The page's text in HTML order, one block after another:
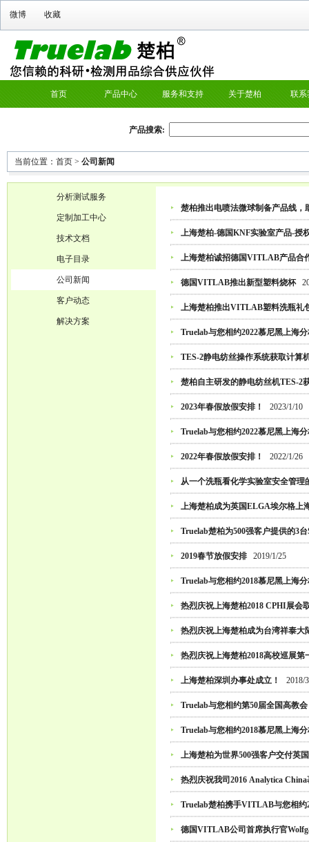
微博 收藏
首页 产品中心 服务和支持 关于楚柏 联系
产品搜索:
当前位置： 首页 > 公司新闻
分析测试服务
定制加工中心
技术文档
电子目录
公司新闻
客户动态
解决方案
楚柏推出电喷法微球制备产品线
上海楚柏-德国KNF实验室产品-授
上海楚柏诚招德国VITLAB产品合
德国VITLAB推出新型塑料烧杯
上海楚柏推出VITLAB塑料洗瓶礼
Truelab与您相约2022慕尼黑上海
TES-2静电纺丝操作系统获取计算
楚柏自主研发的静电纺丝机TES-2
2023年春假放假安排！ 2023/1/10
Truelab与您相约2022慕尼黑上海
2022年春假放假安排！ 2022/1/26
从一个洗瓶看化学实验室安全管理
上海楚柏成为英国ELGA埃尔格上
Truelab楚柏为500强客户提供的3
2019春节放假安排 2019/1/25
Truelab与您相约2018慕尼黑上海
热烈庆祝上海楚柏2018 CPHI展会
热烈庆祝上海楚柏成为台湾祥泰大
热烈庆祝上海楚柏2018高校巡展
上海楚柏深圳办事处成立！ 2018/
Truelab与您相约第50届全国高教会
Truelab与您相约2018慕尼黑上海
上海楚柏为世界500强客户交付英
热烈庆祝我司2016 Analytica
Truelab楚柏携手VITLAB与您相约
德国VITLAB公司首席执行官